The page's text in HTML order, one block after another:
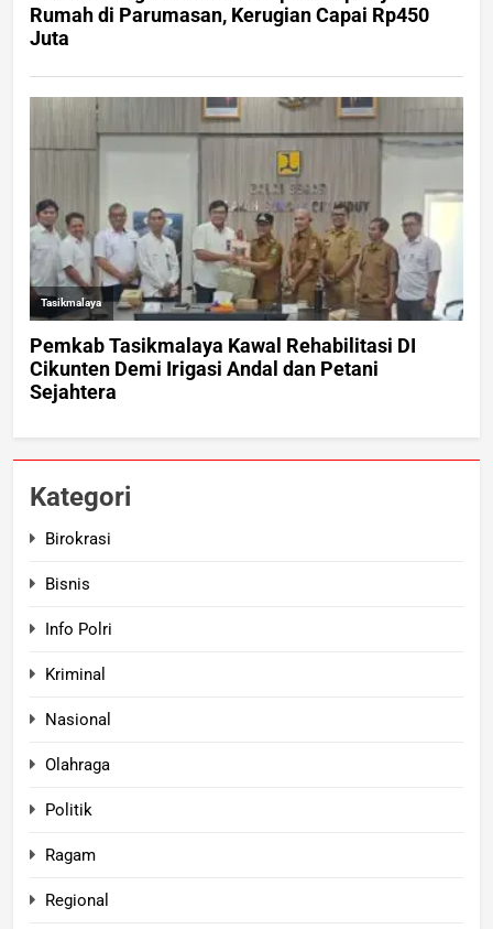
Kategori
Birokrasi
Bisnis
Info Polri
Kriminal
Nasional
Olahraga
Politik
Ragam
Regional